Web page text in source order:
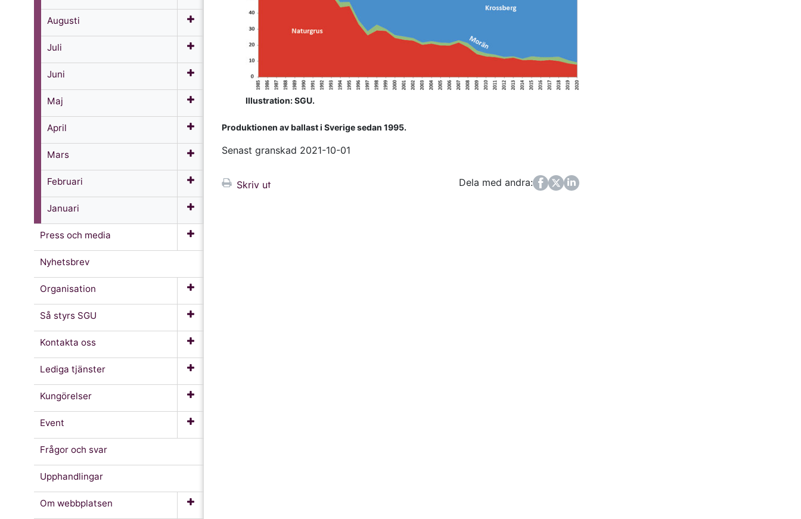
Augusti
Juli
Juni
Maj
April
Mars
Februari
Januari
Press och media
Nyhetsbrev
Organisation
Så styrs SGU
Kontakta oss
Lediga tjänster
Kungörelser
Event
Frågor och svar
Upphandlingar
Om webb­platsen
Illustration: SGU.
Produktionen av ballast i Sverige sedan 1995.
Senast granskad 2021-10-01
Skriv ut Dela med andra:
FacebookTwitter
LinkedIn